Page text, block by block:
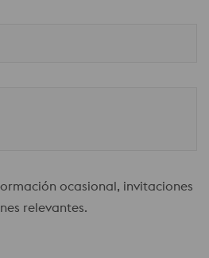
ocasional, invitaciones
relevantes.